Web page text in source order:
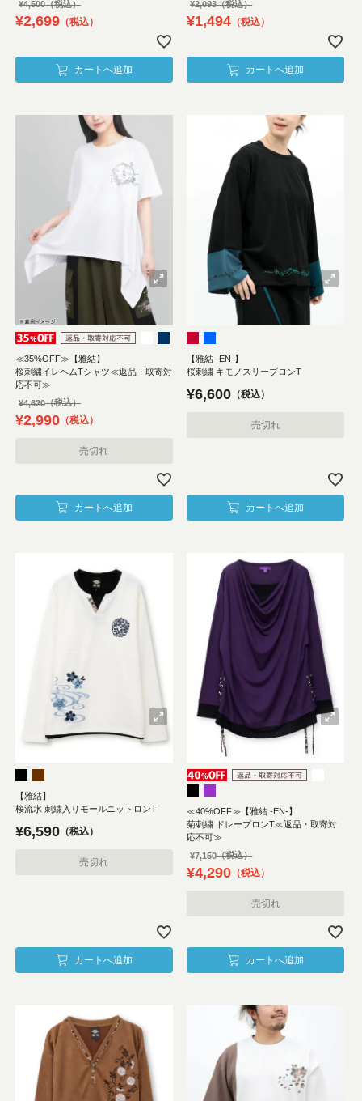
¥4,500
¥2,699 税込
カートへ追加
¥2,093
¥1,494 税込
カートへ追加
≪35%OFF≫【雅結】
桜刺繍イレヘムTシャツ≪返品・取寄対
応不可≫
¥4,620
¥2,990 税込
売切れ
カートへ追加
【雅結 -EN-】
桜刺繍 キモノスリーブロンT
¥6,600 税込
売切れ
カートへ追加
【雅結】
桜流水 刺繍入りモールニットロンT
¥6,590 税込
売切れ
カートへ追加
≪40%OFF≫【雅結 -EN-】
菊刺繍 ドレープロンT≪返品・取寄対
応不可≫
¥7,150
¥4,290 税込
売切れ
カートへ追加